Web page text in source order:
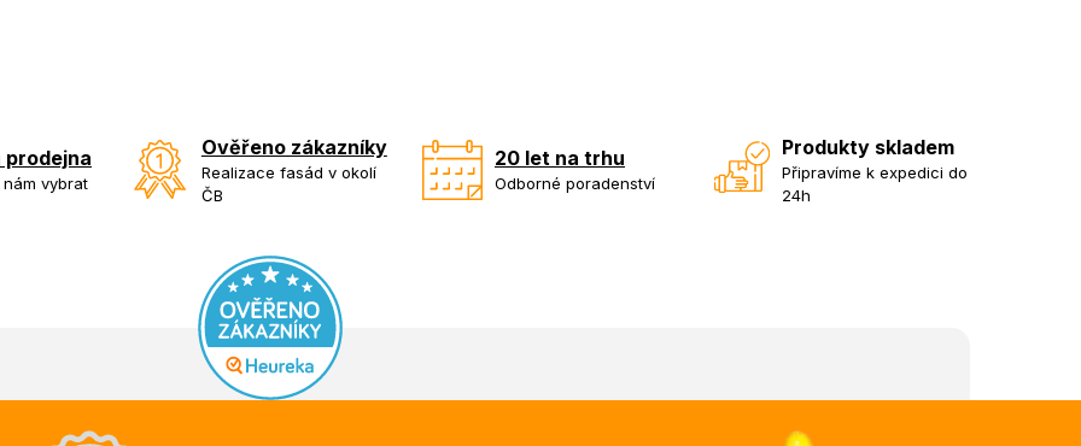
prodejna
vybrat
Ověřeno zákazníky
Realizace fasád v okolí
ČB
20 let na trhu
Odborné poradenství
Produkty skladem
Připravíme k expedici do
24h